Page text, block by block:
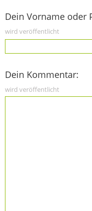
Dein Vorname oder
wird veröffentlicht
Dein Kommentar:
wird veröffentlicht